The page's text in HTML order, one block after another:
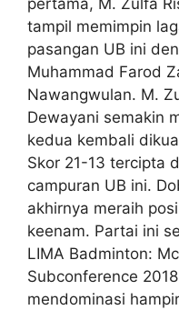
pertama, M. Zulfa
tampil memimpin
pasangan UB ini
Muhammad Farod
Nawangwulan. M.
Dewayani semakin
kedua kembali
Skor 21-13 tercipta
campuran UB ini.
akhirnya meraih
keenam. Partai ini
LIMA Badminton:
Subconference
mendominasi